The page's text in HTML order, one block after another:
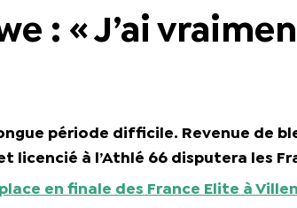
: « J’ai
période difficile. Revenue de
licencié à l’Athlé 66 disputera les
en finale des France Elite à